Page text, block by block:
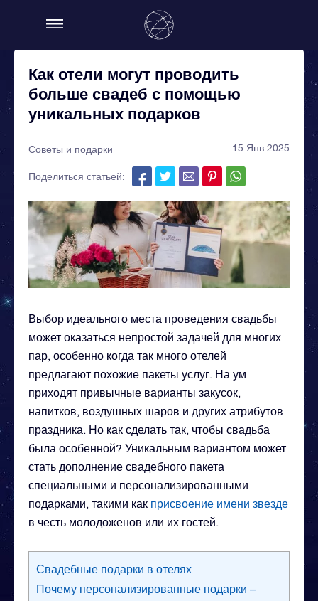
Как отели могут проводить
больше свадеб с помощью
уникальных подарков
Советы и подарки 15 Янв 2025
Поделиться статьей:
Выбор идеального места проведения свадьбы
может оказаться непростой задачей для многих
пар, особенно когда так много отелей
предлагают похожие пакеты услуг. На ум
приходят привычные варианты закусок,
напитков, воздушных шаров и других атрибутов
праздника. Но как сделать так, чтобы свадьба
была особенной? Уникальным вариантом может
стать дополнение свадебного пакета
специальными и персонализированными
подарками, такими как присвоение имени звезде
в честь молодоженов или их гостей.
Свадебные подарки в отелях
Почему персонализированные подарки –